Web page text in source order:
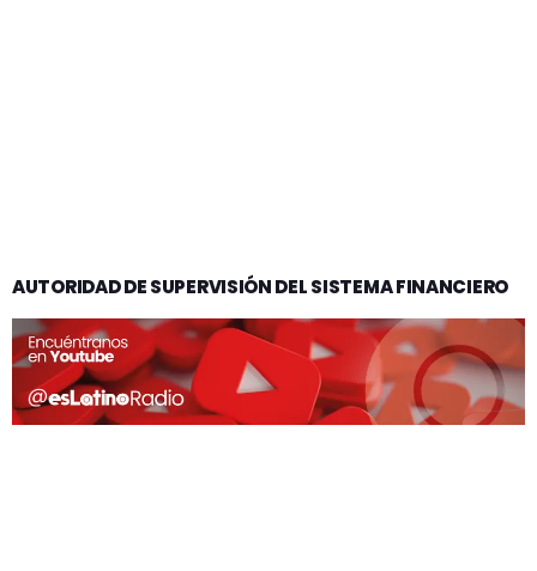
AUTORIDAD DE SUPERVISIÓN DEL SISTEMA FINANCIERO